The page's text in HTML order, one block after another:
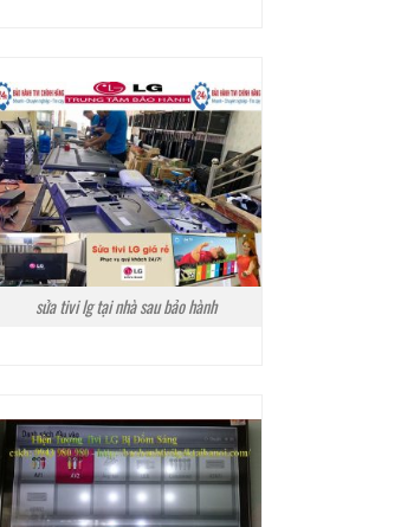
sửa tivi lg tại nhà sau bảo hành